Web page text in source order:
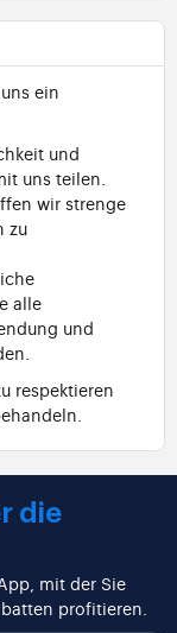
ein
und
uns teilen.
wir strenge
zu
alle
und
respektieren
die
mit der Sie
profitieren.